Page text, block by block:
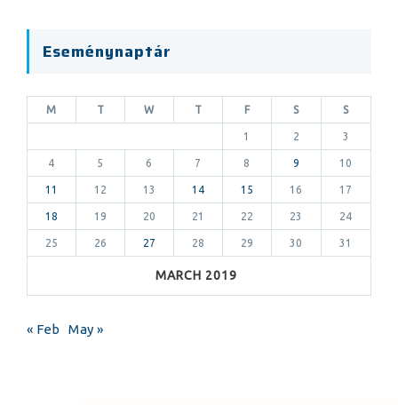
Eseménynaptár
MARCH 2019
M T W T F S S
1 2 3
4 5 6 7 8 9 10
11 12 13 14 15 16 17
18 19 20 21 22 23 24
25 26 27 28 29 30 31
« Feb May »